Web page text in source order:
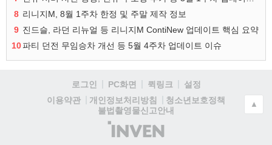
8 리니지M, 8월 1주차 한정 및 주말 제작 정보
9 진드슬, 라던 리뉴얼 등 리니지M ContiNew 업데이트 핵심 요약
10파티 던전 무임승차 개선 등 5월 4주차 업데이트 이슈
로그인 PC화면 퀵링크
설정
이용약관
개인정보처리방침
청소년보호정책
불법촬영물신고안내
(주)
인
▲